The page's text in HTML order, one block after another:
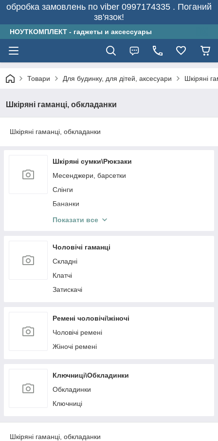
обробка замовлень по viber 0997174335 . Поганий
зв'язок!
НОУТКОМПЛЕКТ - гаджеты и аксессуары
Товари Для будинку, для дітей, аксесуари Шкіряні
Шкіряні гаманці, обкладанки
Шкіряні гаманці, обкладанки
Шкіряні сумки\Рюкзаки
Месенджери, барсетки
Слінги
Бананки
Портфелі для ноутбуків і документів
Жіночі шкіряні рюкзаки
Подарункове упакування
Показати все
Чоловічі гаманці
Складні
Клатчі
Затискачі
Ремені чоловічі\жіночі
Чоловічі ремені
Жіночі ремені
Ключниці\Обкладинки
Обкладинки
Ключниці
Шкіряні гаманці, обкладанки